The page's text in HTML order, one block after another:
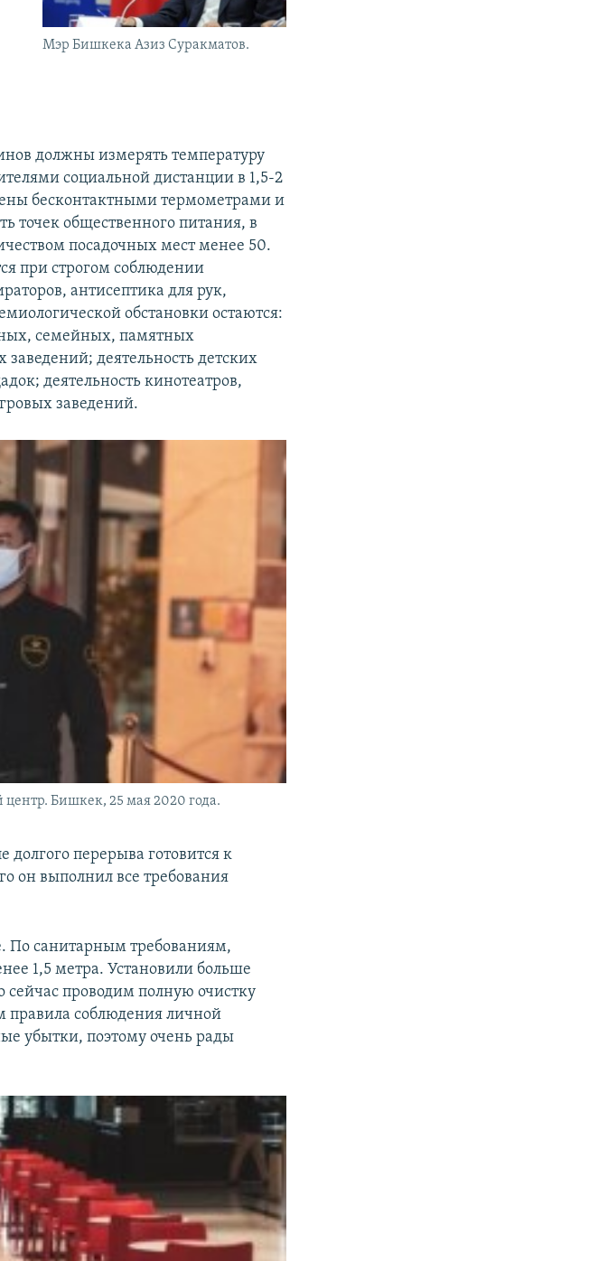
Мэр Бишкека Азиз Суракматов.
должны измерять температуру
социальной дистанции в 1,5-2
бесконтактными термометрами и
точек общественного питания, в
посадочных мест менее 50.
при строгом соблюдении
антисептика для рук,
обстановки остаются:
семейных, памятных
деятельность детских
деятельность кинотеатров,
заведений.
Бишкек, 25 мая 2020 года.
долгого перерыва готовится к
он выполнил все требования
По санитарным требованиям,
1,5 метра. Установили больше
проводим полную очистку
соблюдения личной
убытки, поэтому очень рады